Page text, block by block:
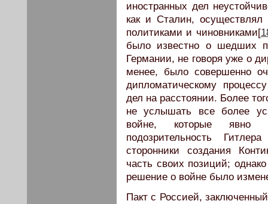
иностранных дел
как и Сталин,
политиками и чиновниками[
было известно о шедших
Германии, не говоря уже о
менее, было совершенно
дипломатическому
дел на расстоянии. Более
не услышать все более
войне, которые явно
подозрительность
сторонники создания
часть своих позиций;
решение о войне было
Пакт с Россией,